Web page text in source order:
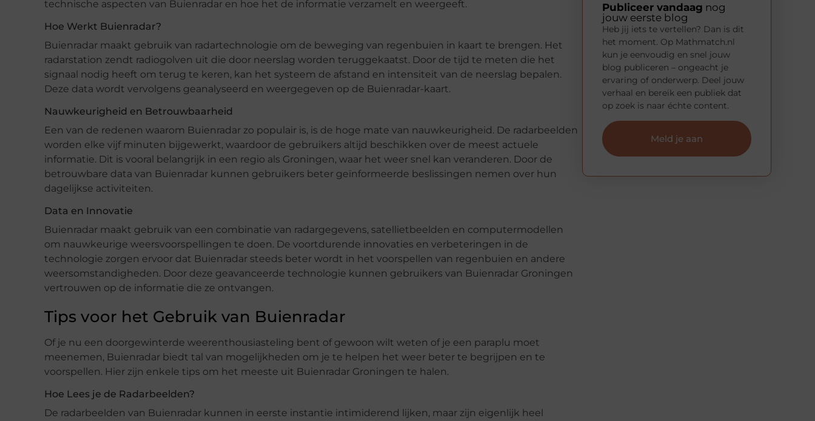
technische aspecten van Buienradar en hoe het de informatie verzamelt en weergeeft.
Hoe Werkt Buienradar?
Buienradar maakt gebruik van radartechnologie om de beweging van regenbuien in kaart te brengen. Het
radarstation zendt radiogolven uit die door neerslag worden teruggekaatst. Door de tijd te meten die het
signaal nodig heeft om terug te keren, kan het systeem de afstand en intensiteit van de neerslag bepalen.
Deze data wordt vervolgens geanalyseerd en weergegeven op de Buienradar-kaart.
Nauwkeurigheid en Betrouwbaarheid
Een van de redenen waarom Buienradar zo populair is, is de hoge mate van nauwkeurigheid. De radarbeelden
worden elke vijf minuten bijgewerkt, waardoor de gebruikers altijd beschikken over de meest actuele
informatie. Dit is vooral belangrijk in een regio als Groningen, waar het weer snel kan veranderen. Door de
betrouwbare data van Buienradar kunnen gebruikers beter geïnformeerde beslissingen nemen over hun
dagelijkse activiteiten.
Data en Innovatie
Buienradar maakt gebruik van een combinatie van radargegevens, satellietbeelden en computermodellen
om nauwkeurige weersvoorspellingen te doen. De voortdurende innovaties en verbeteringen in de
technologie zorgen ervoor dat Buienradar steeds beter wordt in het voorspellen van regenbuien en andere
weersomstandigheden. Door deze geavanceerde technologie kunnen gebruikers van Buienradar Groningen
vertrouwen op de informatie die ze ontvangen.
Tips voor het Gebruik van Buienradar
Of je nu een doorgewinterde weerenthousiasteling bent of gewoon wilt weten of je een paraplu moet
meenemen, Buienradar biedt tal van mogelijkheden om je te helpen het weer beter te begrijpen en te
voorspellen. Hier zijn enkele tips om het meeste uit Buienradar Groningen te halen.
Hoe Lees je de Radarbeelden?
De radarbeelden van Buienradar kunnen in eerste instantie intimiderend lijken, maar zijn eigenlijk heel
Publiceer vandaag nog
jouw eerste blog
Heb jij iets te vertellen? Dan is dit
het moment. Op Mathmatch.nl
kun je eenvoudig en snel jouw
blog publiceren – ongeacht je
ervaring of onderwerp. Deel jouw
verhaal en bereik een publiek dat
op zoek is naar échte content.
Meld je aan